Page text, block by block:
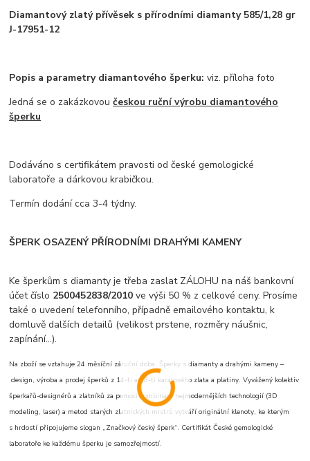
Diamantový zlatý přívěsek s přírodními diamanty 585/1,28 gr
J-17951-12
Popis a parametry diamantového šperku: viz. příloha foto
Jedná se o zakázkovoučeskou ruční výrobu diamantového
šperku
Dodáváno s certifikátem pravosti od české gemologické
laboratoře a dárkovou krabičkou.
Termín dodání cca 3-4 týdny.
ŠPERK OSAZENÝ PŘÍRODNÍMI DRAHÝMI KAMENY
Ke šperkům s diamanty je třeba zaslat ZÁLOHU na náš bankovní
účet číslo 2500452838/2010ve výši 50 % z celkové ceny. Prosíme
také o uvedení telefonního, případně emailového kontaktu, k
domluvě dalších detailů (velikost prstene, rozměry náušnic,
zapínání...).
Na zboží se vztahuje 24 měsíční záruční doba. Šperky s diamanty a drahými kameny –
design, výroba a prodej šperků z 14-ti a 18-ti karátového zlata a platiny. Vyvážený kolektiv
šperkařů-designérů a zlatníků za pomoci kombinace nejmodernějších technologií (3D
modeling, laser) a metod starých zlatnických mistrů vytváří originální klenoty, ke kterým
s hrdostí připojujeme slogan „Značkový český šperk“. Certifikát České gemologické
laboratoře ke každému šperku je samozřejmostí.